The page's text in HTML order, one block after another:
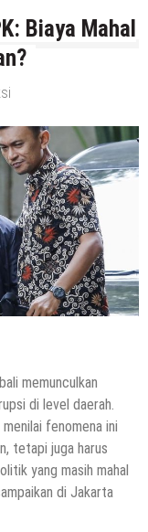
Biaya Mahal
memunculkan
di level daerah.
fenomena ini
tetapi juga harus
yang masih mahal
di Jakarta